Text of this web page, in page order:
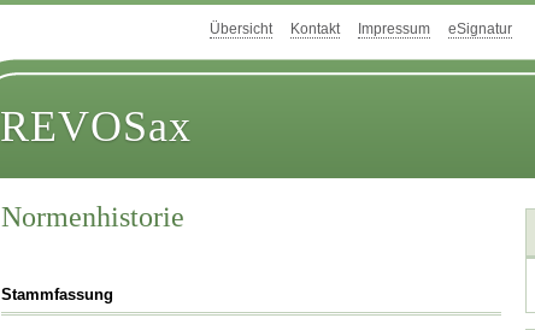
Übersicht Kontakt Impressum eSignatur
REVOSax
Normenhistorie
Stammfassung